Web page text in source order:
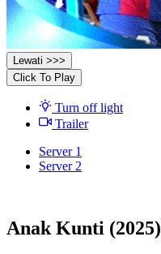
Lewati >>>
Click To Play
Turn off light
Trailer
Server 1
Server 2
Anak Kunti (2025)